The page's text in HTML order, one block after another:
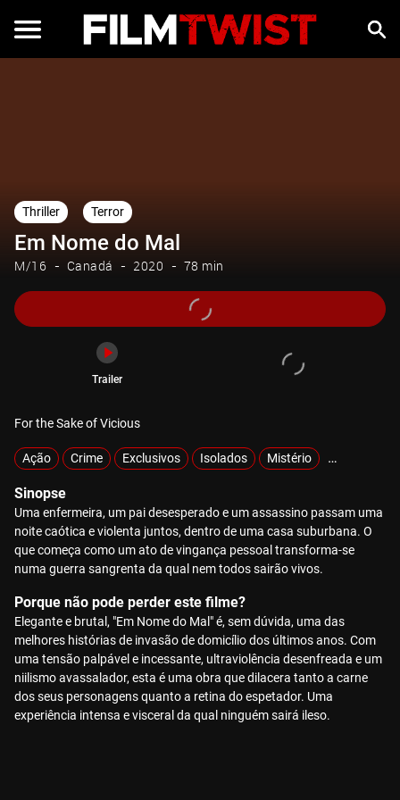
Thriller Terror
Em Nome do Mal
M/16 Canadá 2020 78 min
Trailer
For the Sake of Vicious
Ação Crime Exclusivos Isolados Mistério Raptados
Sinopse
Uma enfermeira, um pai desesperado e um assassino passam uma
noite caótica e violenta juntos, dentro de uma casa suburbana. O
que começa como um ato de vingança pessoal transforma-se
numa guerra sangrenta da qual nem todos sairão vivos.
Porque não pode perder este filme?
Elegante e brutal, "Em Nome do Mal" é, sem dúvida, uma das
melhores histórias de invasão de domicílio dos últimos anos. Com
uma tensão palpável e incessante, ultraviolência desenfreada e um
niilismo avassalador, esta é uma obra que dilacera tanto a carne
dos seus personagens quanto a retina do espetador. Uma
experiência intensa e visceral da qual ninguém sairá ileso.